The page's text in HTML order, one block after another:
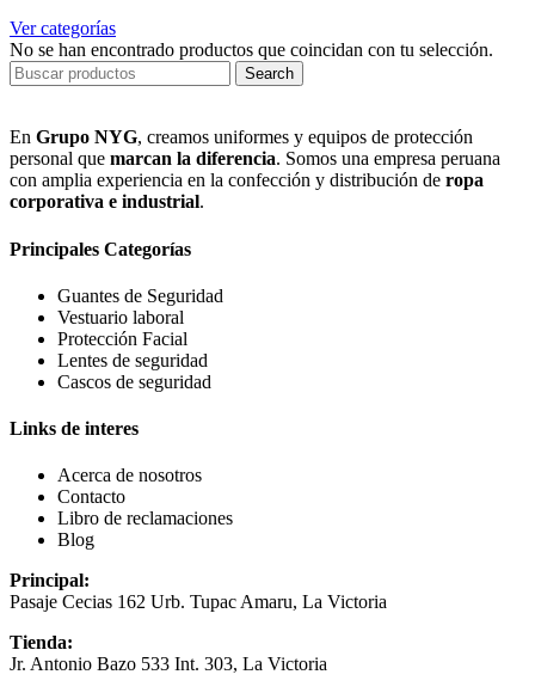
Ver categorías
No se han encontrado productos que coincidan con tu selección.
Search
En Grupo NYG, creamos uniformes y equipos de protección
personal que marcan la diferencia. Somos una empresa peruana
con amplia experiencia en la confección y distribución de ropa
corporativa e industrial.
Principales Categorías
Guantes de Seguridad
Vestuario laboral
Protección Facial
Lentes de seguridad
Cascos de seguridad
Links de interes
Acerca de nosotros
Contacto
Libro de reclamaciones
Blog
Principal:
Pasaje Cecias 162 Urb. Tupac Amaru, La Victoria
Tienda:
Jr. Antonio Bazo 533 Int. 303, La Victoria